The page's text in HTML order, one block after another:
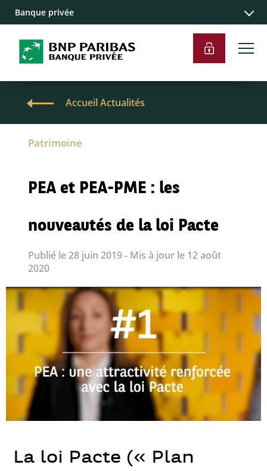
Banque privée
Accueil Actualités
Patrimoine
PEA et PEA-PME : les
nouveautés de la loi Pacte
Publié le 28 juin 2019 - Mis à jour le 12 août
2020
La loi Pacte (« Plan